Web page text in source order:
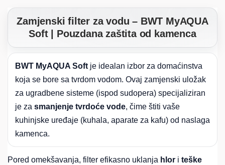
Zamjenski filter za vodu – BWT MyAQUA
Soft | Pouzdana zaštita od kamenca
BWT MyAQUA Soft je idealan izbor za domaćinstva
koja se bore sa tvrdom vodom. Ovaj zamjenski uložak
za ugradbene sisteme (ispod sudopera) specijaliziran
je za smanjenje tvrdoće vode, čime štiti vaše
kuhinjske uređaje (kuhala, aparate za kafu) od naslaga
kamenca.
Pored omekšavanja, filter efikasno uklanja hlor i teške